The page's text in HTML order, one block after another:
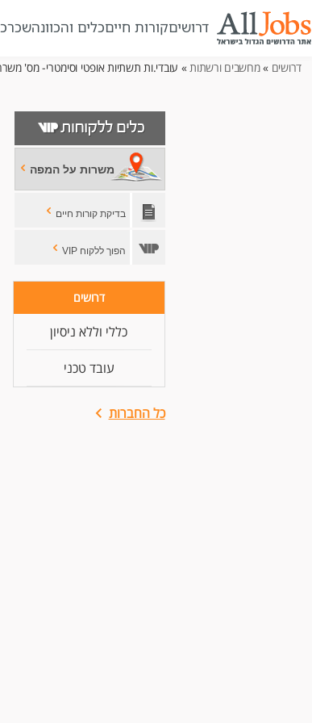
דרושיםקורות חייםכלים והכוונהשכר
דרושים »מחשבים ורשתות» עובדי.ות תשתיות אופטי וסימטרי- מס' משרה
משרות על המפה
בדיקת קורות חיים
הפוך ללקוח VIP
דרושים
כללי וללא ניסיון
עובד טכני
כל החברות